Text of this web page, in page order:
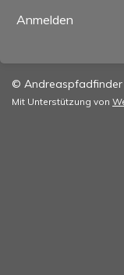
Anmelden
©
Mit Unterstützung von